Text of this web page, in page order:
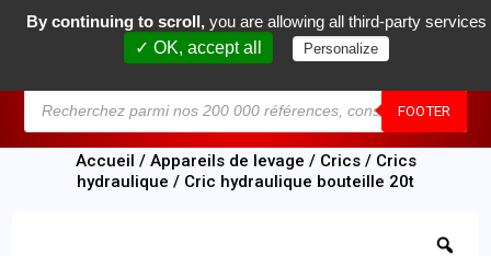
FOOTER
0
Accueil / Appareils de levage / Crics/ Crics
hydraulique / Cric hydraulique bouteille 20t
By continuing to scroll, you are allowing all third-party services
✓ OK, accept all
Personalize